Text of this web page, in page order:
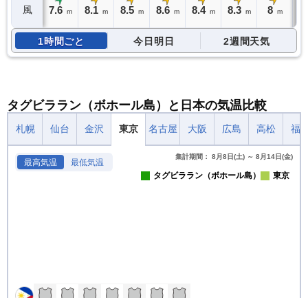
風 7.6 m 8.1 m 8.5 m 8.6 m 8.4 m 8.3 m 8 m
1時間ごと 今日明日 2週間天気
タグビララン（ボホール島）と日本の気温比較
札幌 仙台 金沢 東京 名古屋 大阪 広島 高松 福
最高気温 最低気温
集計期間： 8月8日(土) ～ 8月14日(金)
タグビララン（ボホール島） 東京